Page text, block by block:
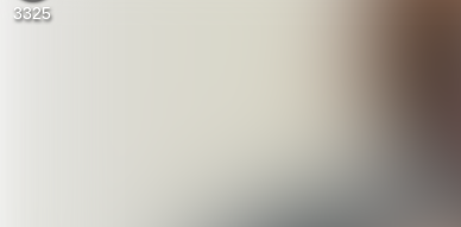
3325